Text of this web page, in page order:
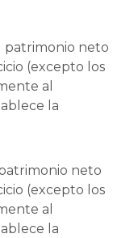
patrimonio neto
(excepto los
al
la
neto
(excepto los
al
la